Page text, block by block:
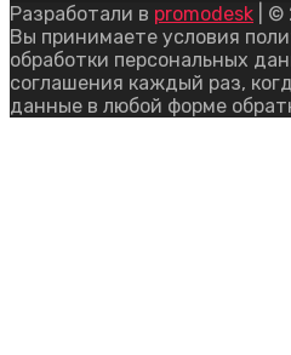
Разработали в promodesk |
Вы принимаете условия
обработки персональных
соглашения каждый раз,
данные в любой форме